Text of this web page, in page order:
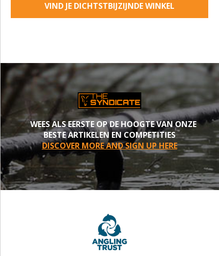
VIND JE DICHTSTBIJZIJNDE WINKEL
WEES ALS EERSTE OP DE HOOGTE VAN ONZE
BESTE ARTIKELEN EN COMPETITIES
DISCOVER MORE AND SIGN UP HERE